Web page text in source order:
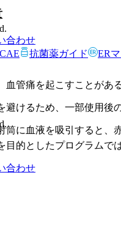
管痛を起こすことがあ
けるため、一部使用後
に血液を吸引すると、
合わせ
抗菌薬ガイド ER
的としたプログラムで
合わせ